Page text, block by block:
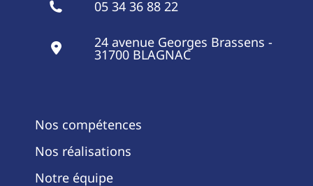
05 34 36 88 22
24 avenue Georges Brassens -
31700 BLAGNAC
Nos compétences
Nos réalisations
Notre équipe